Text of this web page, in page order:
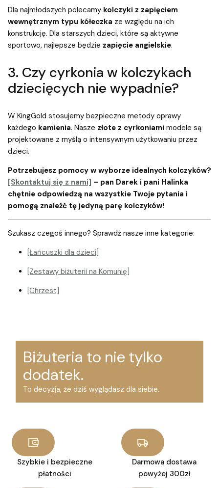
Dla najmłodszych polecamy kolczyki z zapięciem
wewnętrznym typu kółeczka ze względu na ich
konstrukcję. Dla starszych dzieci, które są aktywne
sportowo, najlepsze będzie zapięcie angielskie.
3. Czy cyrkonia w kolczykach
dziecięcych nie wypadnie?
W KingGold stosujemy bezpieczne metody oprawy
każdego kamienia. Nasze złote z cyrkoniami modele są
projektowane z myślą o intensywnym użytkowaniu przez
dzieci.
Potrzebujesz pomocy w wyborze idealnych kolczyków?
[Skontaktuj się z nami] – pan Darek i pani Halinka
chętnie odpowiedzą na wszystkie Twoje pytania i
pomogą znaleźć tę jedyną parę kolczyków!
Szukasz czegoś innego? Sprawdź nasze inne kategorie:
[Łańcuszki dla dzieci]
[Zestawy biżuterii na Komunię]
[Chrzest]
Biżuteria to nie tylko
dodatek.
To decyzja, że dziś wyglądasz dla siebie.
Szybkie i bezpieczne
płatności
Darmowa dostawa
powyżej 300zł